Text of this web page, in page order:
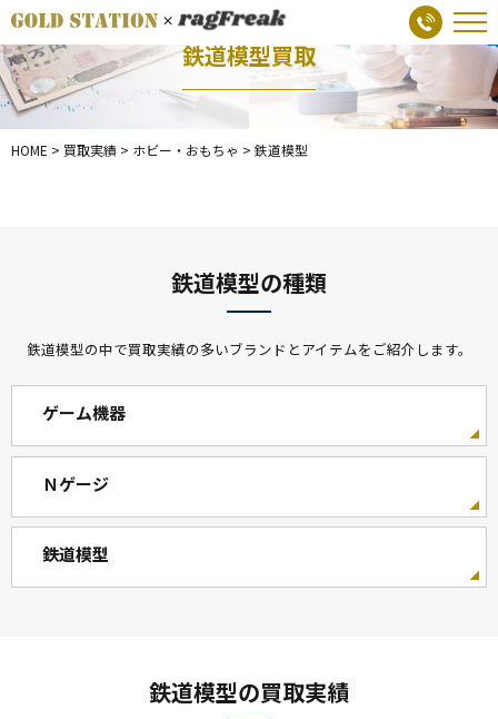
鉄道模型買取
HOME > 買取実績 > ホビー・おもちゃ > 鉄道模型
鉄道模型の種類
鉄道模型の中で買取実績の多いブランドとアイテムをご紹介します。
ゲーム機器
Ｎゲージ
鉄道模型
鉄道模型の買取実績